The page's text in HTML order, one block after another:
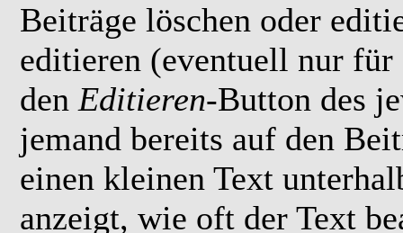
Beiträge löschen oder
editieren (eventuell nur
den Editieren-Button des
jemand bereits auf den
einen kleinen Text
anzeigt, wie oft der Text